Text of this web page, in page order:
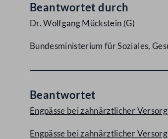
Beantwortet durch
Dr. Wolfgang Mückstein (G)
Bundesministerium für Soziales,
Beantwortet
Engpässe bei zahnärztlicher
Engpässe bei zahnärztlicher